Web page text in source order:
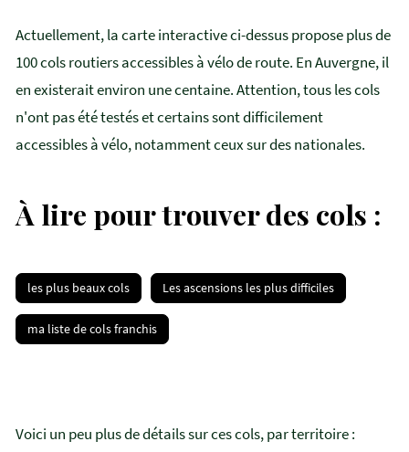
Actuellement, la carte interactive ci-dessus propose plus de
100 cols routiers accessibles à vélo de route. En Auvergne, il
en existerait environ une centaine. Attention, tous les cols
n'ont pas été testés et certains sont difficilement
accessibles à vélo, notamment ceux sur des nationales.
À lire pour trouver des cols :
les plus beaux cols Les ascensions les plus difficiles
ma liste de cols franchis
Voici un peu plus de détails sur ces cols, par territoire :